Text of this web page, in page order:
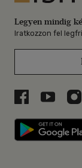
Legyen mindig
Iratkozzon fel
Libri aLibri